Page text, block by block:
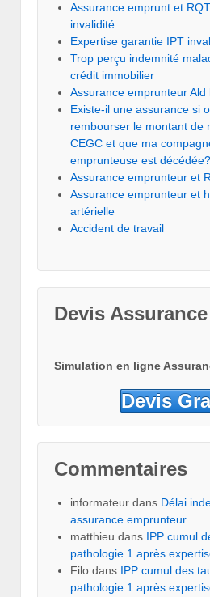
Assurance emprunt et
invalidité
Expertise garantie IPT
Trop perçu indemnité
crédit immobilier
Assurance emprunteur Ald
Existe-il une assurance si
rembourser le montant de
CEGC et que ma
emprunteuse est décédée?
Assurance emprunteur et
Assurance emprunteur et
artérielle
Accident de travail
Devis
Simulation en ligne
Devis
Commentaires
informateur dans Délai
assurance emprunteur
matthieu dans IPP cumul
pathologie 1 après
Filo dans IPP cumul des
pathologie 1 après